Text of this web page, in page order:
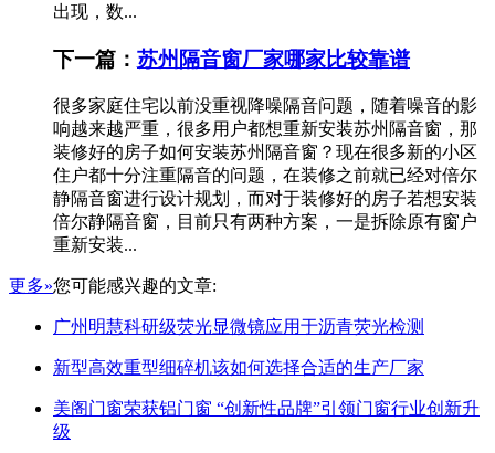
出现，数...
下一篇： 苏州隔音窗厂家哪家比较靠谱
很多家庭住宅以前没重视降噪隔音问题，随着噪音的影
响越来越严重，很多用户都想重新安装苏州隔音窗，那
装修好的房子如何安装苏州隔音窗？现在很多新的小区
住户都十分注重隔音的问题，在装修之前就已经对倍尔
静隔音窗进行设计规划，而对于装修好的房子若想安装
倍尔静隔音窗，目前只有两种方案，一是拆除原有窗户
重新安装...
更多»您可能感兴趣的文章:
广州明慧科研级荧光显微镜应用于沥青荧光检测
新型高效重型细碎机该如何选择合适的生产厂家
美阁门窗荣获铝门窗 “创新性品牌”引领门窗行业创新升
级